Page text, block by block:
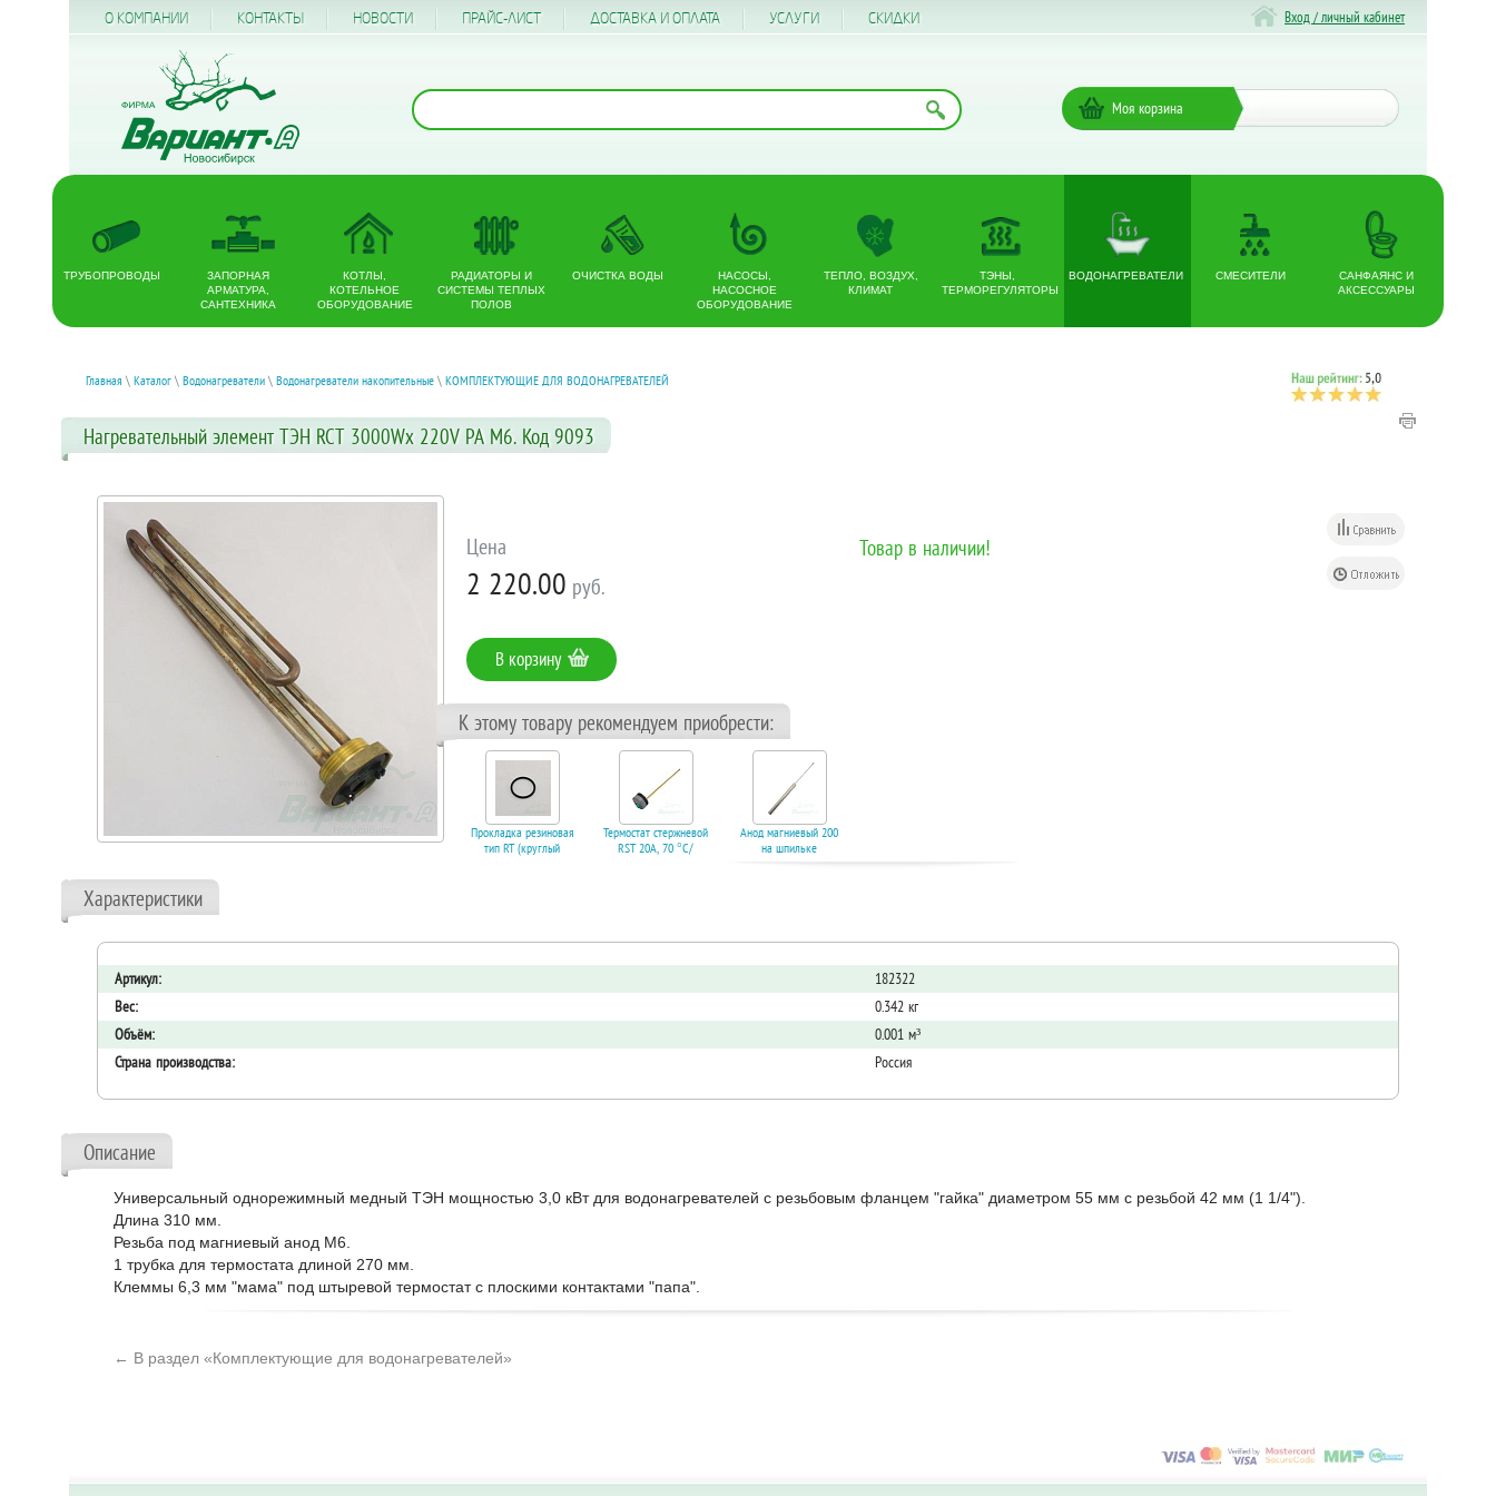
О КОМПАНИИ КОНТАКТЫ НОВОСТИ ПРАЙС-ЛИСТ ДОСТАВКА И ОПЛАТА УСЛУГИ CКИДКИ Вход / личный кабинет
Моя корзина
ТРУБОПРОВОДЫ
ЗАПОРНАЯ
АРМАТУРА,
САНТЕХНИКА
КОТЛЫ,
КОТЕЛЬНОЕ
ОБОРУДОВАНИЕ
РАДИАТОРЫ И
СИСТЕМЫ ТЕПЛЫХ
ПОЛОВ
ОЧИСТКА ВОДЫ
НАСОСЫ,
НАСОСНОЕ
ОБОРУДОВАНИЕ
ТЕПЛО, ВОЗДУХ,
КЛИМАТ
ТЭНЫ,
ТЕРМОРЕГУЛЯТОРЫ
ВОДОНАГРЕВАТЕЛИ СМЕСИТЕЛИ
САНФАЯНС И
АКСЕССУАРЫ
Главная \ Каталог \ Водонагреватели \ Водонагреватели накопительные \ КОМПЛЕКТУЮЩИЕ ДЛЯ ВОДОНАГРЕВАТЕЛЕЙ
Нагревательный элемент ТЭН RCT 3000Wх 220V РА М6. Код 9093
Товар в наличии!
Цена
2 220.00 руб.
В корзину
К этому товару рекомендуем приобрести:
Прокладка резиновая
тип RT (круглый
В корзину
Термостат стержневой
RST 20A, 70 °C/
В корзину
Анод магниевый 200
на шпильке
В корзину
Характеристики
Артикул:
182322
Вес:
0.342 кг
Объём:
0.001 м³
Страна производства:
Россия
Описание
Универсальный однорежимный медный ТЭН мощностью 3,0 кВт для водонагревателей с резьбовым фланцем "гайка" диаметром 55 мм с резьбой 42 мм (1 1/4").
Длина 310 мм.
Резьба под магниевый анод М6.
1 трубка для термостата длиной 270 мм.
Клеммы 6,3 мм "мама" под штыревой термостат с плоскими контактами "папа".
← В раздел «Комплектующие для водонагревателей»